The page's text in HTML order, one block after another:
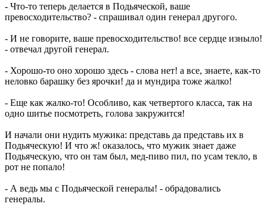
- Что-то теперь делается в Подьяческой, ваше
превосходительство? - спрашивал один генерал другого.
- И не говорите, ваше превосходительство! все сердце изныло!
- отвечал другой генерал.
- Хорошо-то оно хорошо здесь - слова нет! а все, знаете, как-то
неловко барашку без ярочки! да и мундира тоже жалко!
- Еще как жалко-то! Особливо, как четвертого класса, так на
одно шитье посмотреть, голова закружится!
И начали они нудить мужика: представь да представь их в
Подьяческую! И что ж! оказалось, что мужик знает даже
Подьяческую, что он там был, мед-пиво пил, по усам текло, в
рот не попало!
- А ведь мы с Подьяческой генералы! - обрадовались
генералы.